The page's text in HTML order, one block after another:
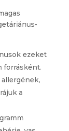
ezeket
forrásként.
a